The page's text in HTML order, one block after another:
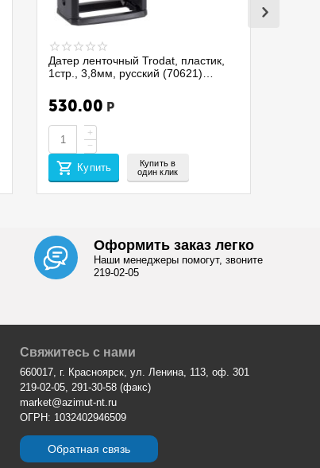
Датер ленточный Trodat, пластик,
1стр., 3,8мм, русский (70621)
530.00 Р
+
−
Купить
Купить в
один клик
Оформить заказ легко
Наши менеджеры помогут, звоните
219-02-05
Свяжитесь с нами
660017, г. Красноярск, ул. Ленина, 113, оф. 301
219-02-05, 291-30-58 (факс)
market@azimut-nt.ru
ОГРН: 1032402946509
Обратная связь